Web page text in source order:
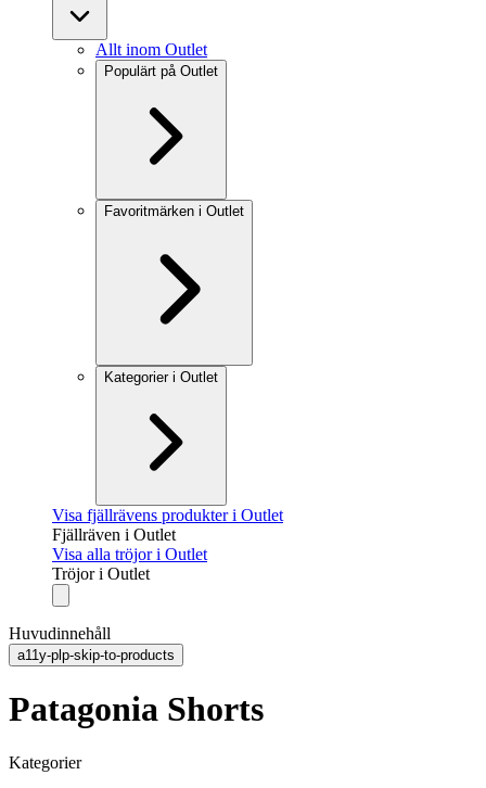
Allt inom Outlet
Populärt på Outlet
Favoritmärken i Outlet
Kategorier i Outlet
Visa fjällrävens produkter i Outlet
Fjällräven i Outlet
Visa alla tröjor i Outlet
Tröjor i Outlet
Huvudinnehåll
a11y-plp-skip-to-products
Patagonia Shorts
Kategorier